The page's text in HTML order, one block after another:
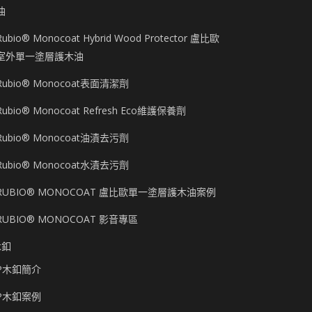
Monocoat Hybrid Wood Protector 盧比歐
外單一塗層護木油
Monocoat表面清潔劑
Monocoat Refresh Eco維護保養劑
Monocoat油漬去污劑
Monocoat水漬去污劑
MONOCOAT 盧比歐單一塗層護木油案例
MONOCOAT 影音專區
木釦簡介
木釦案例